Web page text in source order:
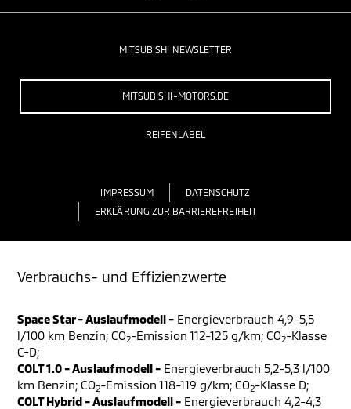
MITSUBISHI NEWSLETTER
MITSUBISHI-MOTORS.DE
REIFENLABEL
IMPRESSUM
DATENSCHUTZ
ERKLÄRUNG ZUR BARRIEREFREIHEIT
Verbrauchs- und Effizienzwerte
Space Star - Auslaufmodell - Energieverbrauch 4,9-5,5
l/100 km Benzin; CO2-Emission 112-125 g/km; CO2-Klasse
C-D;
COLT 1.0 - Auslaufmodell - Energieverbrauch 5,2-5,3 l/100
km Benzin; CO2-Emission 118-119 g/km; CO2-Klasse D;
COLT Hybrid - Auslaufmodell - Energieverbrauch 4,2-4,3